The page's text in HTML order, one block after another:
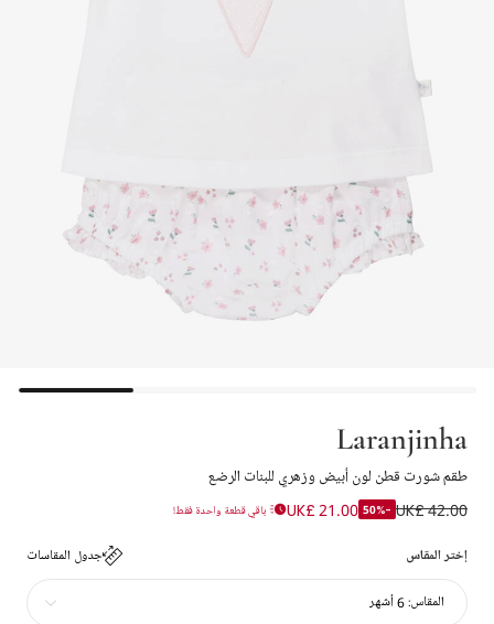
Laranjinha
طقم شورت قطن لون أبيض وزهري للبنات الرضع
UK£ 42.00
-50%
UK£ 21.00 باقي قطعة واحدة فقط!
إختر المقاس جدول المقاسات
المقاس:6 أشهر